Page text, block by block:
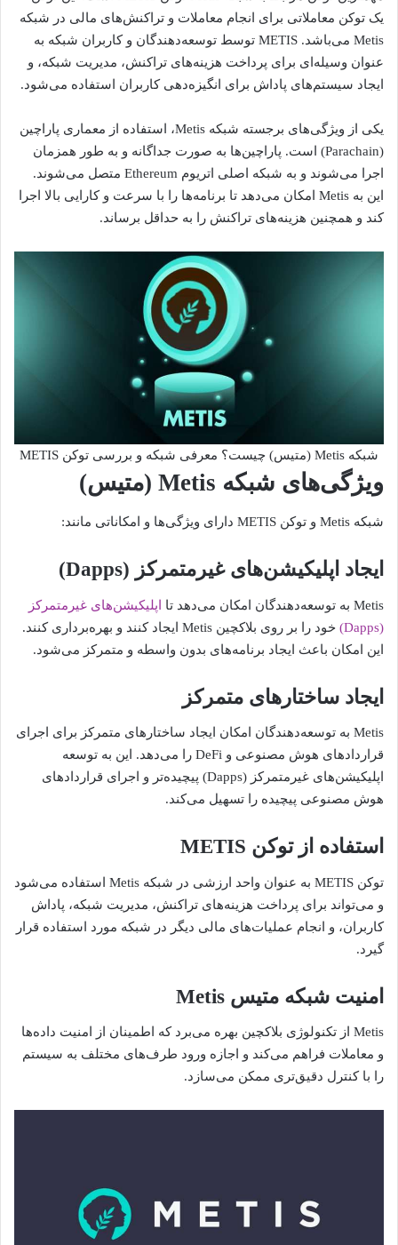
یک توکن معاملاتی برای انجام معاملات و تراکنش‌های مالی در شبکه
Metis می‌باشد. METIS توسط توسعه‌دهندگان و کاربران شبکه به
عنوان وسیله‌ای برای پرداخت هزینه‌های تراکنش، مدیریت شبکه، و
ایجاد سیستم‌های پاداش برای انگیزه‌دهی کاربران استفاده می‌شود.
یکی از ویژگی‌های برجسته شبکه Metis، استفاده از معماری پاراچین
(Parachain) است. پاراچین‌ها به صورت جداگانه و به طور همزمان
اجرا می‌شوند و به شبکه اصلی اتریوم Ethereum متصل می‌شوند.
این به Metis امکان می‌دهد تا برنامه‌ها را با سرعت و کارایی بالا اجرا
کند و همچنین هزینه‌های تراکنش را به حداقل برساند.
شبکه Metis (متیس) چیست؟ معرفی شبکه و بررسی توکن METIS
ویژگی‌های شبکه Metis (متیس)
شبکه Metis و توکن METIS دارای ویژگی‌ها و امکاناتی مانند:
ایجاد اپلیکیشن‌های غیرمتمرکز (Dapps)
Metis به توسعه‌دهندگان امکان می‌دهد تا
اپلیکیشن‌های غیرمتمرکز
(Dapps)
خود را بر روی بلاکچین Metis ایجاد کنند و بهره‌برداری کنند.
این امکان باعث ایجاد برنامه‌های بدون واسطه و متمرکز می‌شود.
ایجاد ساختارهای متمرکز
Metis به توسعه‌دهندگان امکان ایجاد ساختارهای متمرکز برای اجرای
قراردادهای هوش مصنوعی و DeFi را می‌دهد. این به توسعه
اپلیکیشن‌های غیرمتمرکز (Dapps) پیچیده‌تر و اجرای قراردادهای
هوش مصنوعی پیچیده را تسهیل می‌کند.
استفاده از توکن METIS
توکن METIS به عنوان واحد ارزشی در شبکه Metis استفاده می‌شود
و می‌تواند برای پرداخت هزینه‌های تراکنش، مدیریت شبکه، پاداش
کاربران، و انجام عملیات‌های مالی دیگر در شبکه مورد استفاده قرار
گیرد.
امنیت شبکه متیس Metis
Metis از تکنولوژی بلاکچین بهره می‌برد که اطمینان از امنیت داده‌ها
و معاملات فراهم می‌کند و اجازه ورود طرف‌های مختلف به سیستم
را با کنترل دقیق‌تری ممکن می‌سازد.